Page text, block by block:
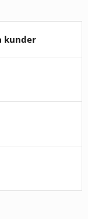
kunder